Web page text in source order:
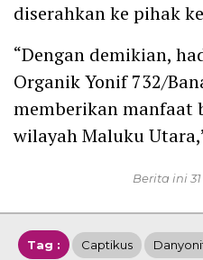
diserahkan ke pihak
“Dengan demikian,
Organik Yonif 732/
memberikan manfaat
wilayah Maluku
Berita ini
Tag : Captikus